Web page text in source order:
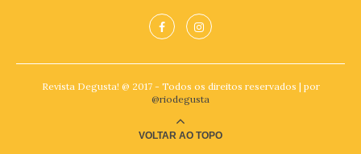
Revista Degusta! @ 2017 - Todos os direitos reservados | por
@riodegusta
VOLTAR AO TOPO